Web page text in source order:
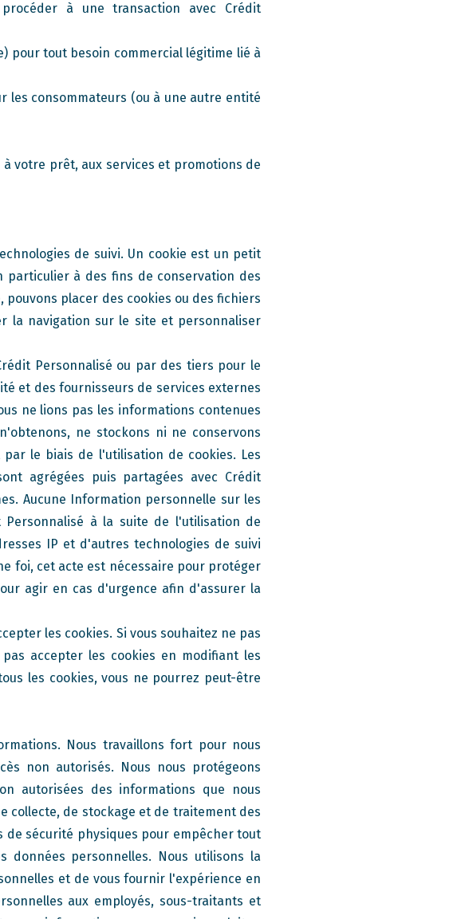
à une transaction avec Crédit
tout besoin commercial légitime lié à
consommateurs (ou à une autre entité
votre prêt, aux services et promotions de
de suivi. Un cookie est un petit
particulier à des fins de conservation des
placer des cookies ou des fichiers
la navigation sur le site et personnaliser
Personnalisé ou par des tiers pour le
et des fournisseurs de services externes
ne lions pas les informations contenues
ne stockons ni ne conservons
le biais de l'utilisation de cookies. Les
agrégées puis partagées avec Crédit
Aucune Information personnelle sur les
à la suite de l'utilisation de
IP et d'autres technologies de suivi
foi, cet acte est nécessaire pour protéger
agir en cas d'urgence afin d'assurer la
les cookies. Si vous souhaitez ne pas
accepter les cookies en modifiant les
les cookies, vous ne pourrez peut-être
Nous travaillons fort pour nous
non autorisés. Nous nous protégeons
autorisées des informations que nous
collecte, de stockage et de traitement des
de sécurité physiques pour empêcher tout
données personnelles. Nous utilisons la
et de vous fournir l'expérience en
aux employés, sous-traitants et